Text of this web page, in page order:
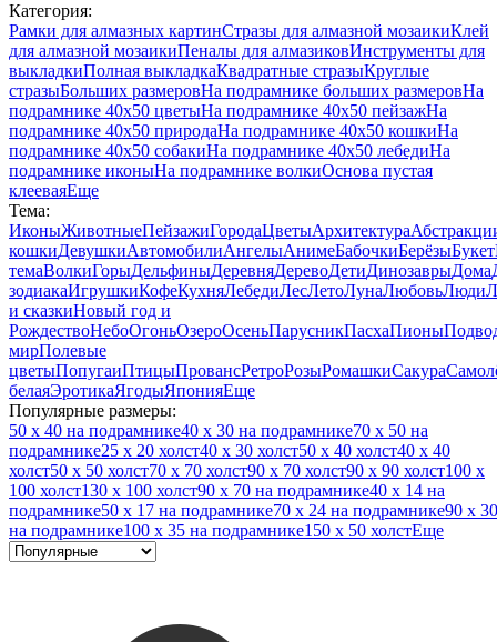
Категория:
Рамки для алмазных картинСтразы для алмазной мозаикиКлей
для алмазной мозаикиПеналы для алмазиковИнструменты для
выкладкиПолная выкладкаКвадратные стразыКруглые
стразыБольших размеровНа подрамнике больших размеровНа
подрамнике 40х50 цветыНа подрамнике 40х50 пейзажНа
подрамнике 40х50 природаНа подрамнике 40х50 кошкиНа
подрамнике 40х50 собакиНа подрамнике 40х50 лебедиНа
подрамнике иконыНа подрамнике волкиОснова пустая
клееваяЕще
Тема:
ИконыЖивотныеПейзажиГородаЦветыАрхитектура
кошкиДевушкиАвтомобилиАнгелыАнимеБабочкиБерёзыБукет
темаВолкиГорыДельфиныДеревняДеревоДетиДинозаврыДома
зодиакаИгрушкиКофеКухняЛебедиЛесЛетоЛунаЛюбовьЛюди
и сказкиНовый год и
РождествоНебоОгоньОзероОсеньПарусникПасхаПионы
мирПолевые
цветыПопугаиПтицыПровансРетроРозыРомашкиСакура
белаяЭротикаЯгодыЯпонияЕще
Популярные размеры:
50 x 40 на подрамнике40 x 30 на подрамнике70 x 50 на
подрамнике25 x 20 холст40 x 30 холст50 x 40 холст40 x 40
холст50 x 50 холст70 x 70 холст90 x 70 холст90 x 90 холст100 x
100 холст130 x 100 холст90 x 70 на подрамнике40 x 14 на
подрамнике50 x 17 на подрамнике70 x 24 на подрамнике90 x 30
на подрамнике100 x 35 на подрамнике150 x 50 холстЕще